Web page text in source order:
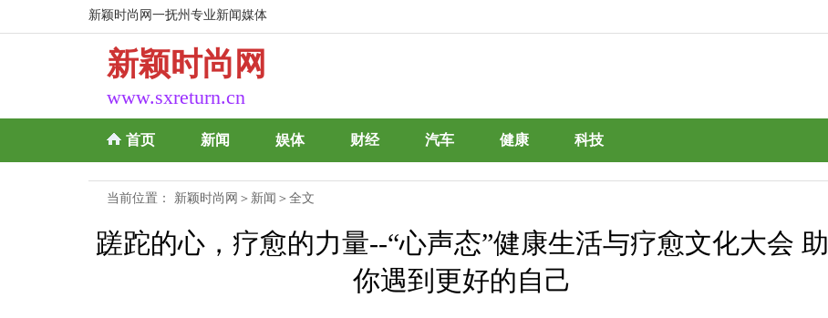
新颖时尚网一抚州专业新闻媒体
新颖时尚网
www.sxreturn.cn
首页 新闻 娱体 财经 汽车 健康 科技
当前位置： 新颖时尚网 ＞ 新闻 ＞全文
蹉跎的心，疗愈的力量--“心声态”健康生活与疗愈文化大会 助
你遇到更好的自己